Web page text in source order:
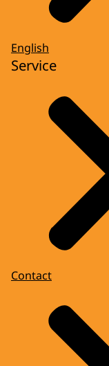
English
Service
Contact